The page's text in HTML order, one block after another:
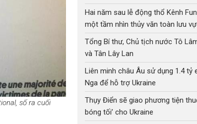
số ra cuối
Hai năm sau lễ động thổ Kênh
một tầm nhìn thủy văn toàn lưu
Tổng Bí thư, Chủ tịch nước Tô
và Tân Lây Lan
Liên minh châu Âu sử dụng 1.4 tỷ
Nga để hỗ trợ Ukraine
Thụy Điển sẽ giao phương tiện
bóng tối’ cho Ukraine